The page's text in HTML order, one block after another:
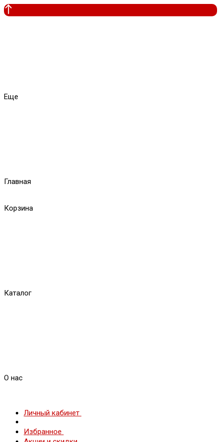
Еще
Главная
Корзина
Каталог
О нас
Личный кабинет
Избранное